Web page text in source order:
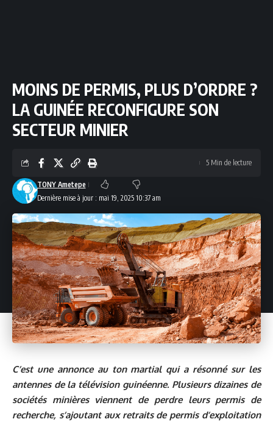
MOINS DE PERMIS, PLUS D’ORDRE ?
LA GUINÉE RECONFIGURE SON
SECTEUR MINIER
Dernière mise à jour : mai 19, 2025 10:37 am
TONY Ametepe
5 Min de lecture
C’est une annonce au ton martial qui a résonné sur les
antennes de la télévision guinéenne. Plusieurs dizaines de
sociétés minières viennent de perdre leurs permis de
recherche, s’ajoutant aux retraits de permis d’exploitation